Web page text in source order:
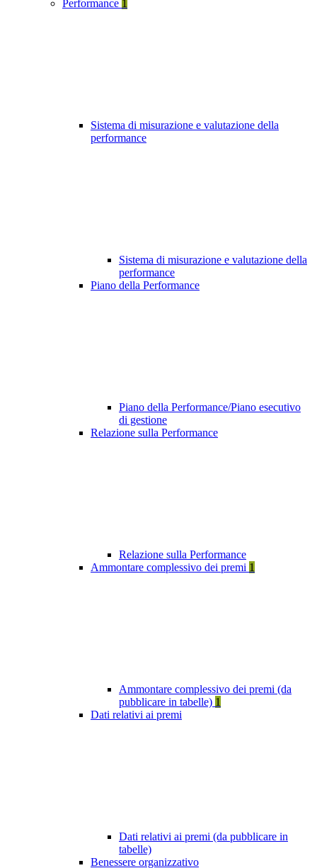
Performance 1
Sistema di misurazione e valutazione della
performance
Sistema di misurazione e valutazione della
performance
Piano della Performance
Piano della Performance/Piano esecutivo
di gestione
Relazione sulla Performance
Relazione sulla Performance
Ammontare complessivo dei premi 1
Ammontare complessivo dei premi (da
pubblicare in tabelle) 1
Dati relativi ai premi
Dati relativi ai premi (da pubblicare in
tabelle)
Benessere organizzativo